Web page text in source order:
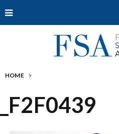
HOME
_F2F0439